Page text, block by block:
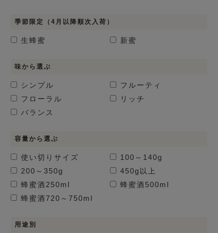
季節限定（4月以降順次入荷）
生蜂蜜 新蜜
味から選ぶ
シンプル
フルーティ
フローラル
リッチ
バランス
容量から選ぶ
使い切りサイズ
100～140g
200～350g
450g以上
蜂蜜酒 250ml 蜂蜜酒 500ml
蜂蜜酒720～750ml
用途別